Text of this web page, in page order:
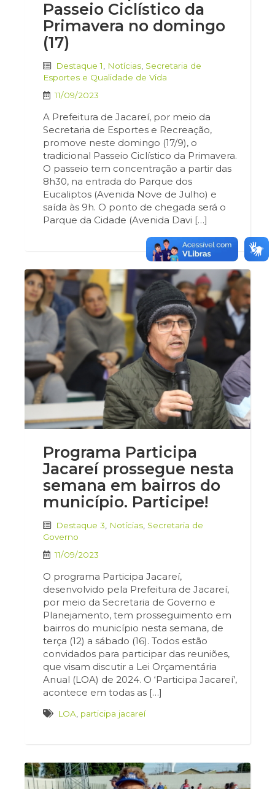
Passeio Ciclístico da
Primavera no domingo
(17)
Destaque 1 Notícias Secretaria de
Esportes e Qualidade de Vida
11/09/2023
A Prefeitura de Jacareí, por meio da
Secretaria de Esportes e Recreação,
promove neste domingo (17/9), o
tradicional Passeio Ciclístico da Primavera.
O passeio tem concentração a partir das
8h30, na entrada do Parque dos
Eucaliptos (Avenida Nove de Julho) e
saída às 9h. O ponto de chegada será o
Parque da Cidade (Avenida Davi […]
Programa Participa
Jacareí prossegue nesta
semana em bairros do
município. Participe!
Destaque 3 Notícias Secretaria de
Governo
11/09/2023
O programa Participa Jacareí,
desenvolvido pela Prefeitura de Jacareí,
por meio da Secretaria de Governo e
Planejamento, tem prosseguimento em
bairros do município nesta semana, de
terça (12) a sábado (16). Todos estão
convidados para participar das reuniões,
que visam discutir a Lei Orçamentária
Anual (LOA) de 2024. O ‘Participa Jacareí’,
acontece em todas as […]
LOA participa jacareí